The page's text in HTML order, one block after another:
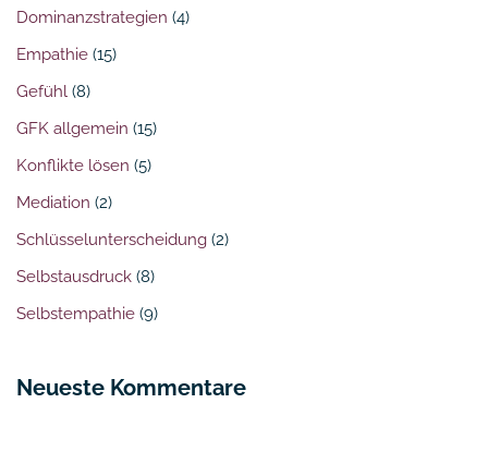
Dominanzstrategien (4)
Empathie (15)
Gefühl (8)
GFK allgemein (15)
Konflikte lösen (5)
Mediation (2)
Schlüsselunterscheidung (2)
Selbstausdruck (8)
Selbstempathie (9)
Neueste Kommentare